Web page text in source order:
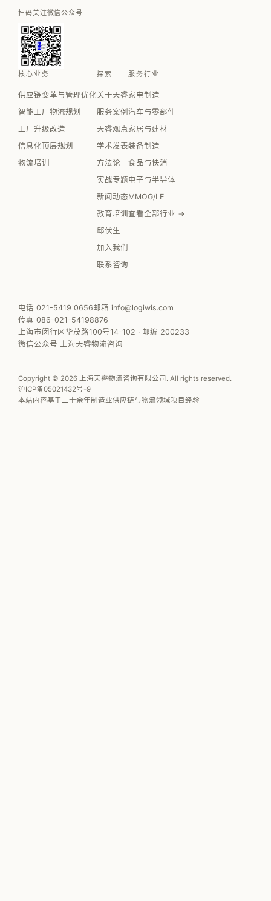
扫码关注微信公众号
核心业务
供应链变革与管理优化
智能工厂物流规划
工厂升级改造
信息化顶层规划
物流培训
探索
关于天睿
服务案例
天睿观点
学术发表
方法论
实战专题
新闻动态
教育培训
邱伏生
加入我们
联系咨询
服务行业
家电制造
汽车与零部件
家居与建材
装备制造
食品与快消
电子与半导体
MMOG/LE
查看全部行业 →
电话 021-5419 0656邮箱 info@logiwis.com
传真 086-021-54198876
上海市闵行区华茂路100号14-102 · 邮编 200233
微信公众号 上海天睿物流咨询
Copyright © 2026 上海天睿物流咨询有限公司. All rights reserved.
沪ICP备05021432号-9
本站内容基于二十余年制造业供应链与物流领域项目经验